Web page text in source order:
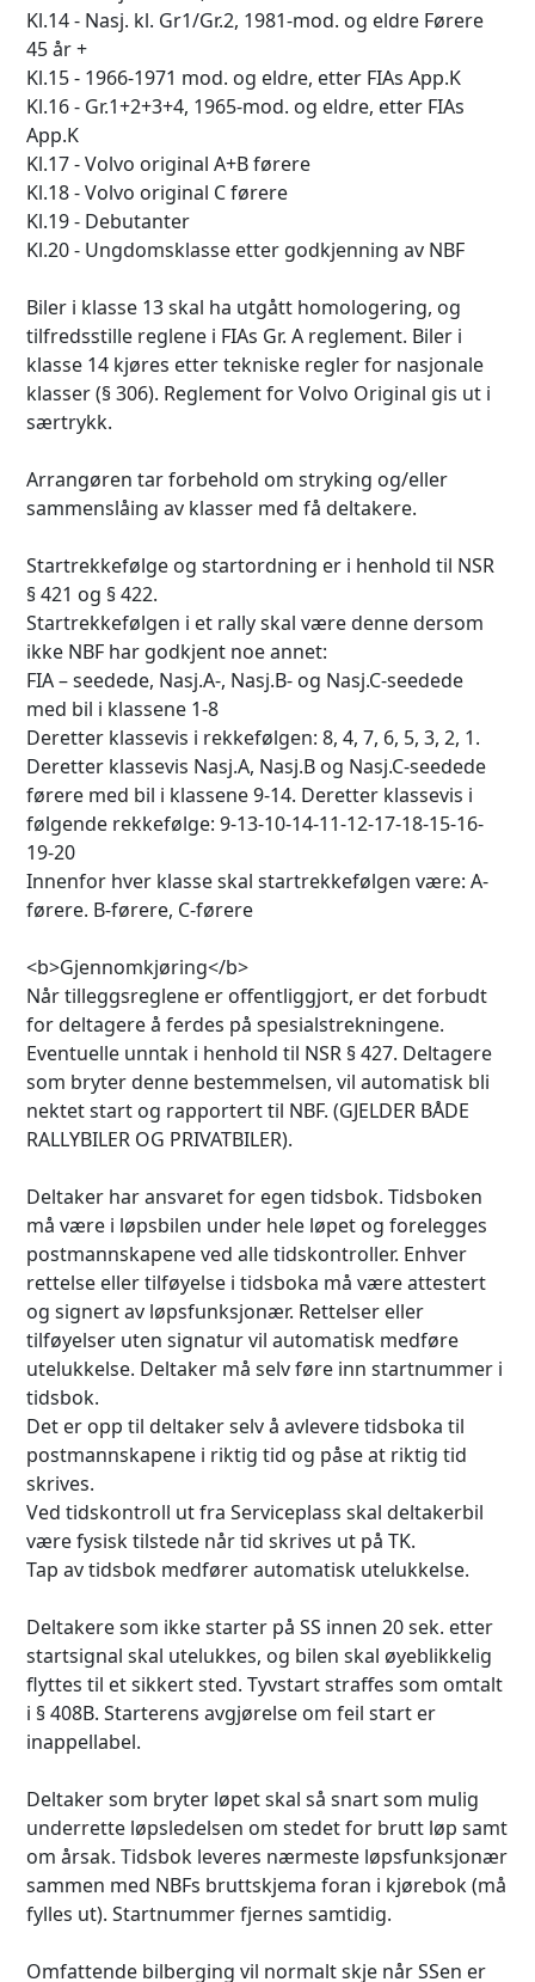
Kl.14 - Nasj. kl. Gr1/Gr.2, 1981-mod. og eldre Førere
45 år +
Kl.15 - 1966-1971 mod. og eldre, etter FIAs App.K
Kl.16 - Gr.1+2+3+4, 1965-mod. og eldre, etter FIAs
App.K
Kl.17 - Volvo original A+B førere
Kl.18 - Volvo original C førere
Kl.19 - Debutanter
Kl.20 - Ungdomsklasse etter godkjenning av NBF
Biler i klasse 13 skal ha utgått homologering, og
tilfredsstille reglene i FIAs Gr. A reglement. Biler i
klasse 14 kjøres etter tekniske regler for nasjonale
klasser (§ 306). Reglement for Volvo Original gis ut i
særtrykk.
Arrangøren tar forbehold om stryking og/eller
sammenslåing av klasser med få deltakere.
Startrekkefølge og startordning er i henhold til NSR
§ 421 og § 422.
Startrekkefølgen i et rally skal være denne dersom
ikke NBF har godkjent noe annet:
FIA – seedede, Nasj.A-, Nasj.B- og Nasj.C-seedede
med bil i klassene 1-8
Deretter klassevis i rekkefølgen: 8, 4, 7, 6, 5, 3, 2, 1.
Deretter klassevis Nasj.A, Nasj.B og Nasj.C-seedede
førere med bil i klassene 9-14. Deretter klassevis i
følgende rekkefølge: 9-13-10-14-11-12-17-18-15-16-
19-20
Innenfor hver klasse skal startrekkefølgen være: A-
førere. B-førere, C-førere
<b>Gjennomkjøring</b>
Når tilleggsreglene er offentliggjort, er det forbudt
for deltagere å ferdes på spesialstrekningene.
Eventuelle unntak i henhold til NSR § 427. Deltagere
som bryter denne bestemmelsen, vil automatisk bli
nektet start og rapportert til NBF. (GJELDER BÅDE
RALLYBILER OG PRIVATBILER).
Deltaker har ansvaret for egen tidsbok. Tidsboken
må være i løpsbilen under hele løpet og forelegges
postmannskapene ved alle tidskontroller. Enhver
rettelse eller tilføyelse i tidsboka må være attestert
og signert av løpsfunksjonær. Rettelser eller
tilføyelser uten signatur vil automatisk medføre
utelukkelse. Deltaker må selv føre inn startnummer i
tidsbok.
Det er opp til deltaker selv å avlevere tidsboka til
postmannskapene i riktig tid og påse at riktig tid
skrives.
Ved tidskontroll ut fra Serviceplass skal deltakerbil
være fysisk tilstede når tid skrives ut på TK.
Tap av tidsbok medfører automatisk utelukkelse.
Deltakere som ikke starter på SS innen 20 sek. etter
startsignal skal utelukkes, og bilen skal øyeblikkelig
flyttes til et sikkert sted. Tyvstart straffes som omtalt
i § 408B. Starterens avgjørelse om feil start er
inappellabel.
Deltaker som bryter løpet skal så snart som mulig
underrette løpsledelsen om stedet for brutt løp samt
om årsak. Tidsbok leveres nærmeste løpsfunksjonær
sammen med NBFs bruttskjema foran i kjørebok (må
fylles ut). Startnummer fjernes samtidig.
Omfattende bilberging vil normalt skje når SSen er